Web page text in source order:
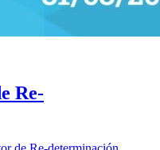
Re-